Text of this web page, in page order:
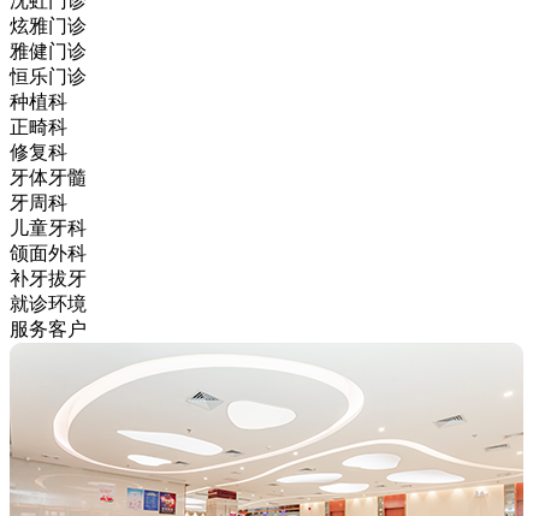
炫雅门诊
雅健门诊
恒乐门诊
种植科
正畸科
修复科
牙体牙髓
牙周科
儿童牙科
颌面外科
补牙拔牙
就诊环境
服务客户